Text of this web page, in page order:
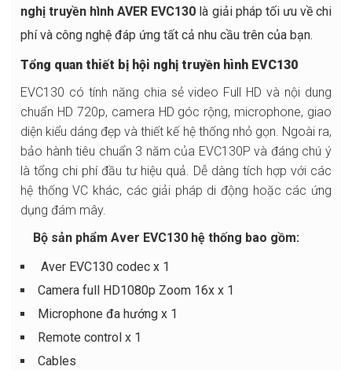
nghị truyền hình AVER EVC130 là giải pháp tối ưu về chi
phí và công nghệ đáp ứng tất cả nhu cầu trên của bạn.
Tổng quan thiết bị hội nghị truyền hình EVC130
EVC130 có tính năng chia sẻ video Full HD và nội dung
chuẩn HD 720p, camera HD góc rộng, microphone, giao
diện kiểu dáng đẹp và thiết kế hệ thống nhỏ gọn. Ngoài ra,
bảo hành tiêu chuẩn 3 năm của EVC130P và đáng chú ý
là tổng chi phí đầu tư hiệu quả. Dễ dàng tích hợp với các
hệ thống VC khác, các giải pháp di động hoặc các ứng
dụng đám mây.
Bộ sản phẩm Aver EVC130 hệ thống bao gồm:
Aver EVC130 codec x 1
Camera full HD1080p Zoom 16x x 1
Microphone đa hướng x 1
Remote control x 1
Cables